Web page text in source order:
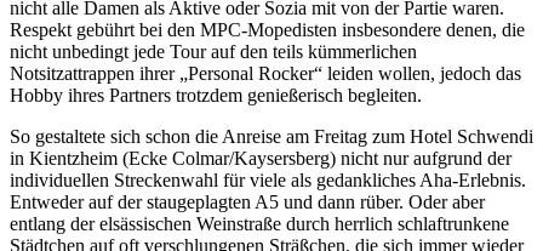
nicht alle Damen als Aktive oder Sozia mit von der Partie waren.
Respekt gebührt bei den MPC-Mopedisten insbesondere denen, die
nicht unbedingt jede Tour auf den teils kümmerlichen
Notsitzattrappen ihrer „Personal Rocker“ leiden wollen, jedoch das
Hobby ihres Partners trotzdem genießerisch begleiten.
So gestaltete sich schon die Anreise am Freitag zum Hotel Schwendi
in Kientzheim (Ecke Colmar/Kaysersberg) nicht nur aufgrund der
individuellen Streckenwahl für viele als gedankliches Aha-Erlebnis.
Entweder auf der staugeplagten A5 und dann rüber. Oder aber
entlang der elsässischen Weinstraße durch herrlich schlaftrunkene
Städtchen auf oft verschlungenen Sträßchen, die sich immer wieder